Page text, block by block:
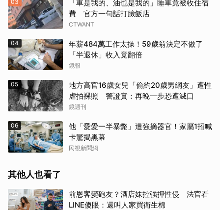
03
「車是我的、油也是我的」睡車竟被收住宿
費 官方一句話打臉飯店
CTWANT
04
年薪484萬工作太操！59歲翁決定不做了
「半退休」收入竟翻倍
鏡報
05
地方高官16歲女兒「偷約20歲男網友」遭性
虐拍裸照 警證實：再晚一步恐遭滅口
鏡週刊
06
他「愛愛一半暴斃」遭強摘器官！家屬1招喊
卡驚揭黑幕
民視新聞網
其他人也看了
前恩客變砲友？酒店妹控強押性侵 法官看
LINE傻眼：還叫人家買衛生棉